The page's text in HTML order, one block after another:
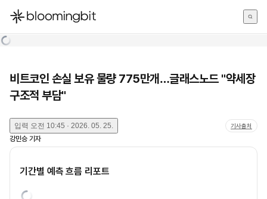
한국어
비트코인 손실 보유 물량 775만개…글래스노드 "약세장
구조적 부담"
입력 오전 10:45 · 2026. 05. 25. 기사출처
강민승 기자
기간별 예측 흐름 리포트